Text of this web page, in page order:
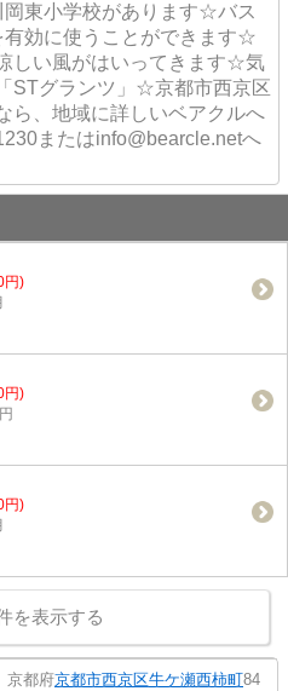
東小学校があります☆バス
効に使うことができます☆
しい風がはいってきます☆気
STグランツ」☆京都市西京区
ら、地域に詳しいベアクルへ
またはinfo@bearcle.netへ
円)
円)
円)
を表示する
京都府京都市西京区牛ケ瀬西柿町84